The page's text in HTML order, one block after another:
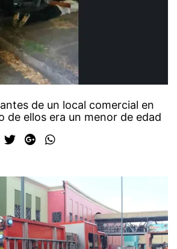
de un local comercial en
de ellos era un menor de edad